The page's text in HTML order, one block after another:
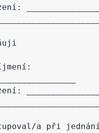
a při